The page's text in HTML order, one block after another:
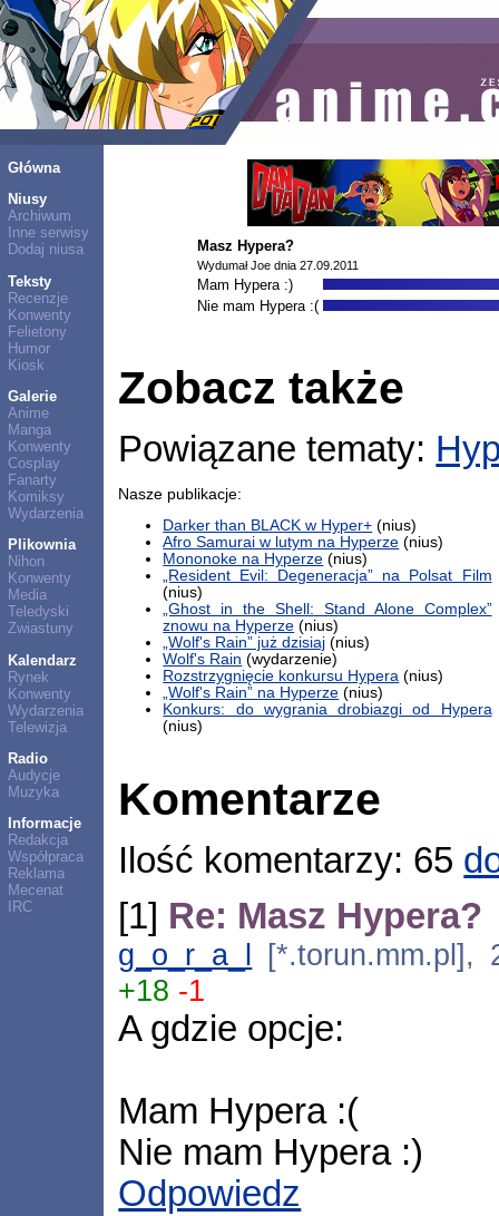
Główna
Niusy
Archiwum
Inne serwisy
Dodaj niusa
Teksty
Recenzje
Konwenty
Felietony
Humor
Kiosk
Galerie
Anime
Manga
Konwenty
Cosplay
Fanarty
Komiksy
Wydarzenia
Plikownia
Nihon
Konwenty
Media
Teledyski
Zwiastuny
Kalendarz
Rynek
Konwenty
Wydarzenia
Telewizja
Radio
Audycje
Muzyka
Informacje
Redakcja
Współpraca
Reklama
Mecenat
IRC
Masz Hypera?
Wydumał Joe dnia 27.09.2011
Mam Hypera :)
Nie mam Hypera :(
Zobacz także
Powiązane tematy:
Nasze publikacje:
Darker than BLACK w Hyper+ (nius)
Afro Samurai w lutym na Hyperze (nius)
Mononoke na Hyperze (nius)
„Resident Evil: Degeneracja” na Polsat Film
(nius)
„Ghost in the Shell: Stand Alone Complex”
znowu na Hyperze (nius)
„Wolf's Rain” już dzisiaj (nius)
Wolf's Rain (wydarzenie)
Rozstrzygnięcie konkursu Hypera (nius)
„Wolf's Rain” na Hyperze (nius)
Konkurs: do wygrania drobiazgi od Hypera
(nius)
Komentarze
Ilość komentarzy: 65
[1] Re: Masz Hypera?
g_o_r_a_l [*.torun.mm.pl],
+18 -1
A gdzie opcje:
Mam Hypera :(
Nie mam Hypera :)
Odpowiedz